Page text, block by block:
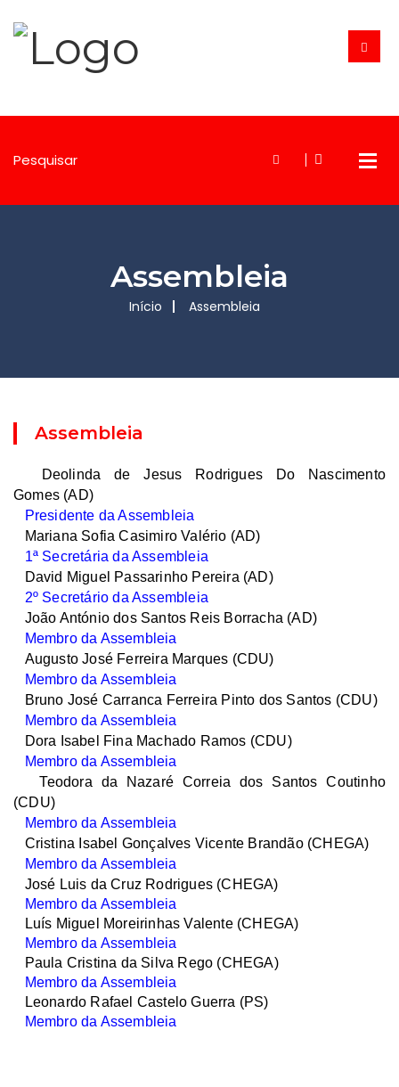
Assembleia
Início Assembleia
Assembleia
Deolinda de Jesus Rodrigues Do Nascimento
Gomes (AD)
Presidente da Assembleia
Mariana Sofia Casimiro Valério (AD)
1ª Secretária da Assembleia
David Miguel Passarinho Pereira (AD)
2º Secretário da Assembleia
João António dos Santos Reis Borracha (AD)
Membro da Assembleia
Augusto José Ferreira Marques (CDU)
Membro da Assembleia
Bruno José Carranca Ferreira Pinto dos Santos (CDU)
Membro da Assembleia
Dora Isabel Fina Machado Ramos (CDU)
Membro da Assembleia
Teodora da Nazaré Correia dos Santos Coutinho
(CDU)
Membro da Assembleia
Cristina Isabel Gonçalves Vicente Brandão (CHEGA)
Membro da Assembleia
José Luis da Cruz Rodrigues (CHEGA)
Membro da Assembleia
Luís Miguel Moreirinhas Valente (CHEGA)
Membro da Assembleia
Paula Cristina da Silva Rego (CHEGA)
Membro da Assembleia
Leonardo Rafael Castelo Guerra (PS)
Membro da Assembleia